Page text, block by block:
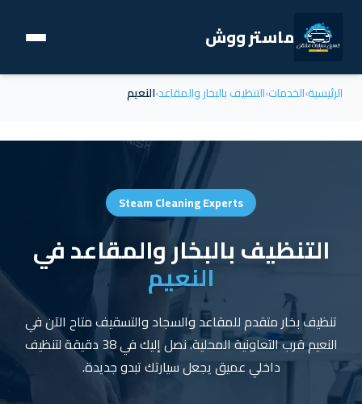
ماستر ووش
الرئيسية›الخدمات›التنظيف بالبخار والمقاعد›النعيم
Steam Cleaning Experts
التنظيف بالبخار والمقاعد في
النعيم
تنظيف بخار متقدم للمقاعد والسجاد والتسقيف متاح الآن في
النعيم قرب التعاونية المحلية. نصل إليك في 38 دقيقة لتنظيف
داخلي عميق يجعل سيارتك تبدو جديدة.